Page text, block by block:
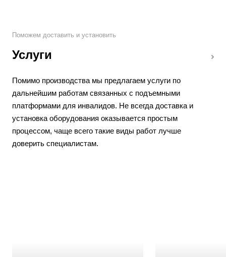
Поможем доставить и установить
Услуги
Помимо производства мы предлагаем услуги по
дальнейшим работам связанных с подъемными
платформами для инвалидов. Не всегда доставка и
установка оборудования оказывается простым
процессом, чаще всего такие виды работ лучше
доверить специалистам.